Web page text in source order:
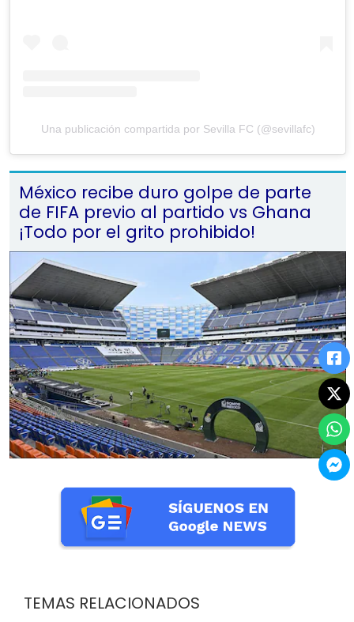
Una publicación compartida por Sevilla FC (@sevillafc)
México recibe duro golpe de parte
de FIFA previo al partido vs Ghana
¡Todo por el grito prohibido!
TEMAS RELACIONADOS